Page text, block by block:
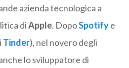
azienda tecnologica a
diApple. DopoSpotifye
Tinder), nel novero degli
lo sviluppatore di